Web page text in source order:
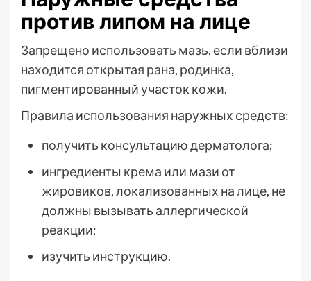
против липом на лице
Запрещено использовать мазь, если вблизи
находится открытая рана, родинка,
пигментированный участок кожи.
Правила использования наружных средств:
получить консультацию дерматолога;
ингредиенты крема или мази от
жировиков, локализованных на лице, не
должны вызывать аллергической
реакции;
изучить инструкцию.